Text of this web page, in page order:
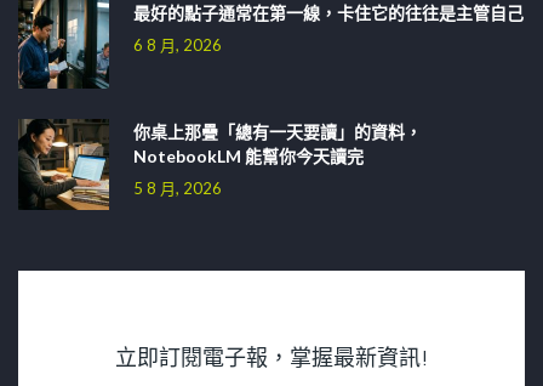
最好的點子通常在第一線，卡住它的往往是主管自己
6 8 月, 2026
你桌上那疊「總有一天要讀」的資料，
NotebookLM 能幫你今天讀完
5 8 月, 2026
立即訂閱電子報，掌握最新資訊!